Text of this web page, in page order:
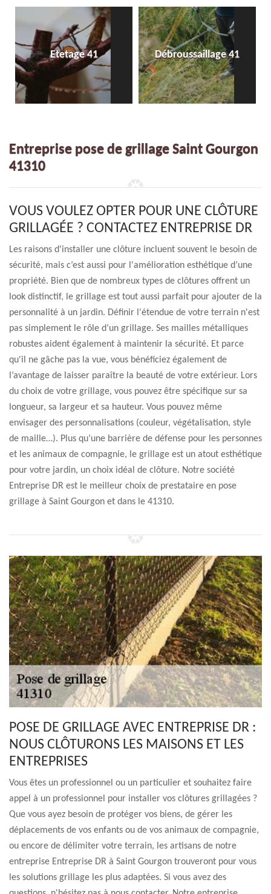
Etetage 41 Débroussaillage 41
Entreprise pose de grillage Saint Gourgon
41310
VOUS VOULEZ OPTER POUR UNE CLÔTURE
GRILLAGÉE ? CONTACTEZ ENTREPRISE DR
Les raisons d'installer une clôture incluent souvent le besoin de
sécurité, mais c’est aussi pour l'amélioration esthétique d’une
propriété. Bien que de nombreux types de clôtures offrent un
look distinctif, le grillage est tout aussi parfait pour ajouter de la
personnalité à un jardin. Définir l'étendue de votre terrain n'est
pas simplement le rôle d’un grillage. Ses mailles métalliques
robustes aident également à maintenir la sécurité. Et parce
qu'il ne gâche pas la vue, vous bénéficiez également de
l’avantage de laisser paraître la beauté de votre extérieur. Lors
du choix de votre grillage, vous pouvez être spécifique sur sa
longueur, sa largeur et sa hauteur. Vous pouvez même
envisager des personnalisations (couleur, végétalisation, style
de maille…). Plus qu’une barrière de défense pour les personnes
et les animaux de compagnie, le grillage est un atout esthétique
pour votre jardin, un choix idéal de clôture. Notre société
Entreprise DR est le meilleur choix de prestataire en pose
grillage à Saint Gourgon et dans le 41310.
POSE DE GRILLAGE AVEC ENTREPRISE DR :
NOUS CLÔTURONS LES MAISONS ET LES
ENTREPRISES
Vous êtes un professionnel ou un particulier et souhaitez faire
appel à un professionnel pour installer vos clôtures grillagées ?
Que vous ayez besoin de protéger vos biens, de gérer les
déplacements de vos enfants ou de vos animaux de compagnie,
ou encore de délimiter votre terrain, les artisans de notre
entreprise Entreprise DR à Saint Gourgon trouveront pour vous
les solutions grillage les plus adaptées. Si vous avez des